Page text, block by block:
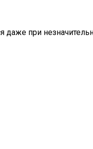
даже при